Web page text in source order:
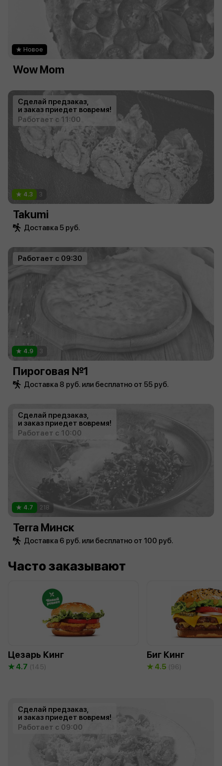
Новое
Wow Mom
Сделай предзаказ,
и заказ приедет вовремя!
Работает с 11:00
4.3 3
Takumi
Доставка 5 руб.
Работает с 09:30
4.9 3
Пироговая №1
Доставка 8 руб. или бесплатно от 55 руб.
Сделай предзаказ,
и заказ приедет вовремя!
Работает с 10:00
4.7 218
Terra Минск
Доставка 6 руб. или бесплатно от 100 руб.
Часто заказывают
Цезарь Кинг
4.7 (145)
Биг Кинг
4.5 (96)
Сделай предзаказ,
и заказ приедет вовремя!
Работает с 09:00